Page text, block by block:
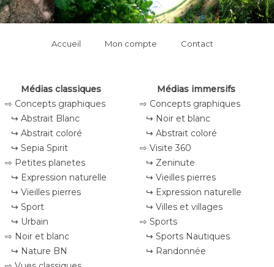
Accueil Mon compte Contact
Médias classiques
⇨ Concepts graphiques
↪ Abstrait Blanc
↪ Abstrait coloré
↪ Sepia Spirit
⇨ Petites planetes
↪ Expression naturelle
↪ Vieilles pierres
↪ Sport
↪ Urbain
⇨ Noir et blanc
↪ Nature BN
Médias immersifs
⇨ Concepts graphiques
↪ Noir et blanc
↪ Abstrait coloré
⇨ Visite 360
↪ Zeninute
↪ Vieilles pierres
↪ Expression naturelle
↪ Villes et villages
⇨ Sports
↪ Sports Nautiques
↪ Randonnée